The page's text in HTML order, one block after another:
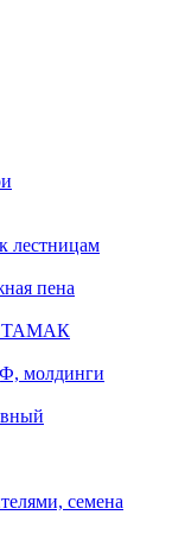
лестницам
пена
ТАМАК
молдинги
семена